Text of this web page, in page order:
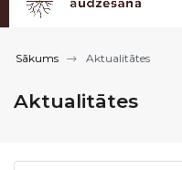
Sākums Aktualitātes
Aktualitātes